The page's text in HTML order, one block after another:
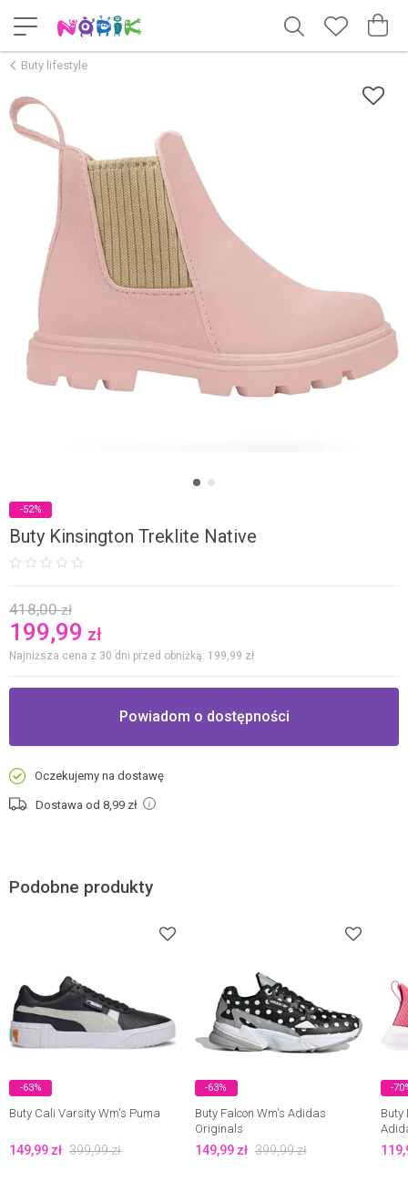
Buty lifestyle
Buty Kinsington Treklite Native
418,00zł
199,99 zł
Najniższa cena z 30 dni przed obniżką: 199,99 zł
Powiadom o dostępności
Oczekujemy na dostawę
Dostawa od 8,99 zł
-52%
Podobne produkty
-63%
Buty Cali Varsity Wm's Puma
149,99 zł 399,99zł
-63%
Buty Falcon Wm's Adidas
Originals
149,99zł 399,99zł
-
Buty